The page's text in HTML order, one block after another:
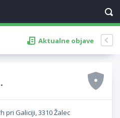
Aktualne objave
pri Galiciji, 3310 Žalec